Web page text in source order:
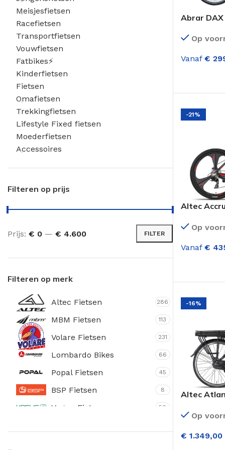
Meisjesfietsen
Racefietsen
Transportfietsen
Vouwfietsen
Fatbikes⚡
Kinderfietsen
Fietsen
Omafietsen
Trekkingfietsen
Lifestyle Fixed fietsen
Moederfietsen
Accessoires
Filteren op prijs
FILTER
Prijs: € 0 — € 4.600
Filteren op merk
Altec Fietsen 286
MBM Fietsen 113
Volare Fietsen 231
Lombardo Bikes 66
Popal Fietsen 45
BSP Fietsen 8
Vogue Fietsen 56
Abrar
Op
Vanaf €
-21%
Altec
Op
Vanaf €
-16%
Altec
Op
€ 1.349,00